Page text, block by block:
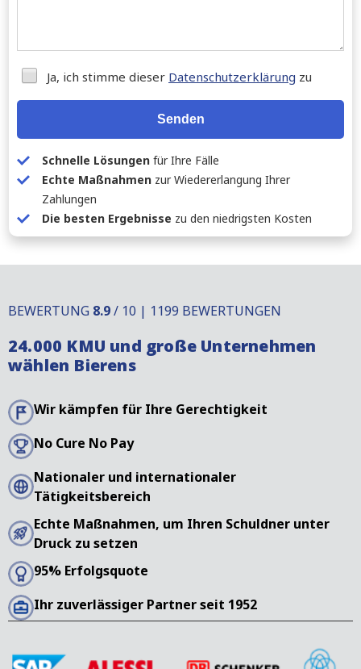
Ja, ich stimme dieser Datenschutzerklärung zu
Senden
Schnelle Lösungen für Ihre Fälle
Echte Maßnahmen zur Wiedererlangung Ihrer
Zahlungen
Die besten Ergebnisse zu den niedrigsten Kosten
BEWERTUNG 8.9/ 10 | 1199 BEWERTUNGEN
24.000 KMU und große Unternehmen
wählen Bierens
Wir kämpfen für Ihre Gerechtigkeit
No Cure No Pay
Nationaler und internationaler
Tätigkeitsbereich
Echte Maßnahmen, um Ihren Schuldner unter
Druck zu setzen
95% Erfolgsquote
Ihr zuverlässiger Partner seit 1952